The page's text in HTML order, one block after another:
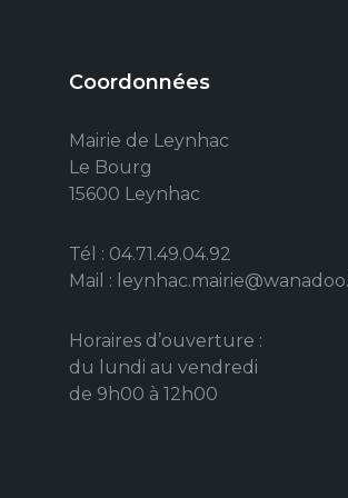
Coordonnées
Mairie de Leynhac
Le Bourg
15600 Leynhac
Tél : 04.71.49.04.92
Mail :
Horaires d’ouverture :
du lundi au vendredi
de 9h00 à 12h00